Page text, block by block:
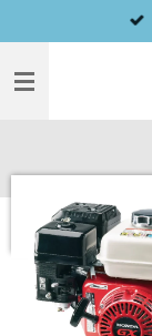
direct
naar
hoofdinhoud